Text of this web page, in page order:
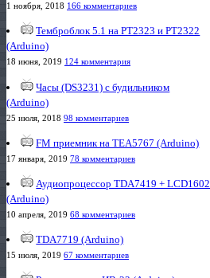
1 ноября, 2018 166 комментариев
Темброблок 5.1 на PT2323 и PT2322
(Arduino)
18 июня, 2019 124 комментария
Часы (DS3231) с будильником
(Arduino)
25 июля, 2018 98 комментариев
FM приемник на TEA5767 (Arduino)
17 января, 2019 78 комментариев
Аудиопроцессор TDA7419 + LCD1602
(Arduino)
10 апреля, 2019 68 комментариев
TDA7719 (Arduino)
15 июля, 2019 67 комментариев